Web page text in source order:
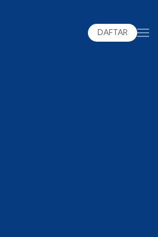
DAFTAR